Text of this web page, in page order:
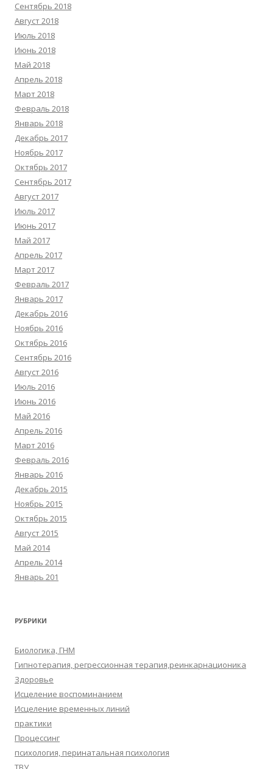
Сентябрь 2018
Август 2018
Июль 2018
Июнь 2018
Май 2018
Апрель 2018
Март 2018
Февраль 2018
Январь 2018
Декабрь 2017
Ноябрь 2017
Октябрь 2017
Сентябрь 2017
Август 2017
Июль 2017
Июнь 2017
Май 2017
Апрель 2017
Март 2017
Февраль 2017
Январь 2017
Декабрь 2016
Ноябрь 2016
Октябрь 2016
Сентябрь 2016
Август 2016
Июль 2016
Июнь 2016
Май 2016
Апрель 2016
Март 2016
Февраль 2016
Январь 2016
Декабрь 2015
Ноябрь 2015
Октябрь 2015
Август 2015
Май 2014
Апрель 2014
Январь 201
РУБРИКИ
Биологика, ГНМ
Гипнотерапия, регрессионная терапия,реинкарнационика
Здоровье
Исцеление воспоминанием
Исцеление временных линий
практики
Процессинг
психология, перинатальная психология